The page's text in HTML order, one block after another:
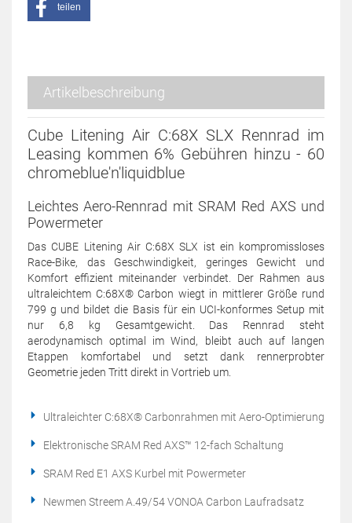
teilen
Artikelbeschreibung
Cube Litening Air C:68X SLX Rennrad im
Leasing kommen 6% Gebühren hinzu - 60
chromeblue'n'liquidblue
Leichtes Aero-Rennrad mit SRAM Red AXS und
Powermeter
Das CUBE Litening Air C:68X SLX ist ein kompromissloses
Race-Bike, das Geschwindigkeit, geringes Gewicht und
Komfort effizient miteinander verbindet. Der Rahmen aus
ultraleichtem C:68X® Carbon wiegt in mittlerer Größe rund
799 g und bildet die Basis für ein UCI-konformes Setup mit
nur 6,8 kg Gesamtgewicht. Das Rennrad steht
aerodynamisch optimal im Wind, bleibt auch auf langen
Etappen komfortabel und setzt dank rennerprobter
Geometrie jeden Tritt direkt in Vortrieb um.
Ultraleichter C:68X® Carbonrahmen mit Aero-Optimierung
Elektronische SRAM Red AXS™ 12-fach Schaltung
SRAM Red E1 AXS Kurbel mit Powermeter
Newmen Streem A.49/54 VONOA Carbon Laufradsatz